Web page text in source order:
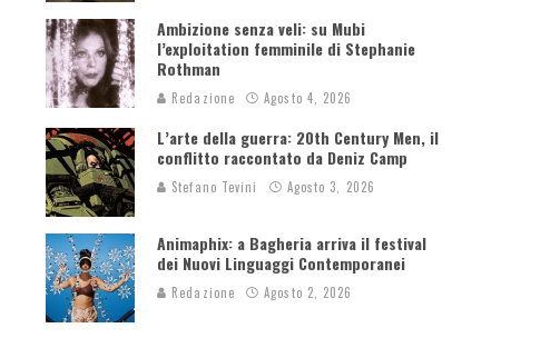
Ambizione senza veli: su Mubi
l’exploitation femminile di Stephanie
Rothman
Redazione Agosto 4, 2026
L’arte della guerra: 20th Century Men, il
conflitto raccontato da Deniz Camp
Stefano Tevini Agosto 3, 2026
Animaphix: a Bagheria arriva il festival
dei Nuovi Linguaggi Contemporanei
Redazione Agosto 2, 2026